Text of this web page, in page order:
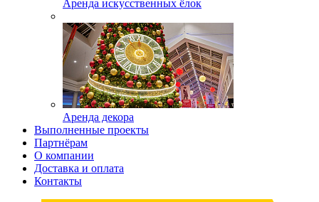
Аренда искусственных ёлок
Аренда декора
Выполненные проекты
Партнёрам
О компании
Доставка и оплата
Контакты